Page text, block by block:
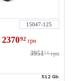
15047-125
237092 грн
395154 грн